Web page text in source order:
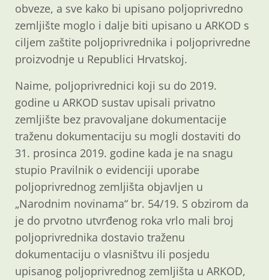
obveze, a sve kako bi upisano poljoprivredno
zemljište moglo i dalje biti upisano u ARKOD s
ciljem zaštite poljoprivrednika i poljoprivredne
proizvodnje u Republici Hrvatskoj.
Naime, poljoprivrednici koji su do 2019.
godine u ARKOD sustav upisali privatno
zemljište bez pravovaljane dokumentacije
traženu dokumentaciju su mogli dostaviti do
31. prosinca 2019. godine kada je na snagu
stupio Pravilnik o evidenciji uporabe
poljoprivrednog zemljišta objavljen u
„Narodnim novinama“ br. 54/19. S obzirom da
je do prvotno utvrđenog roka vrlo mali broj
poljoprivrednika dostavio traženu
dokumentaciju o vlasništvu ili posjedu
upisanog poljoprivrednog zemljišta u ARKOD,